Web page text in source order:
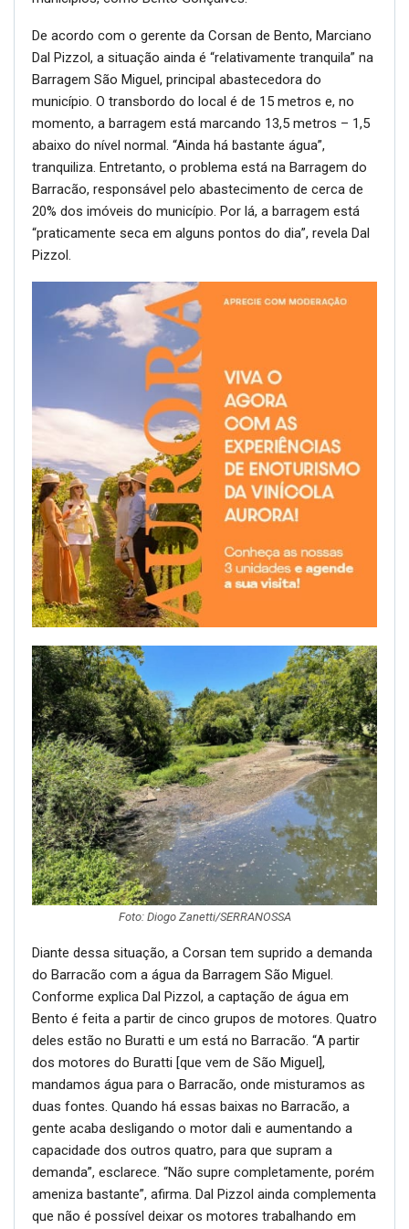
De acordo com o gerente da Corsan de Bento, Marciano
Dal Pizzol, a situação ainda é “relativamente tranquila” na
Barragem São Miguel, principal abastecedora do
município. O transbordo do local é de 15 metros e, no
momento, a barragem está marcando 13,5 metros – 1,5
abaixo do nível normal. “Ainda há bastante água”,
tranquiliza. Entretanto, o problema está na Barragem do
Barracão, responsável pelo abastecimento de cerca de
20% dos imóveis do município. Por lá, a barragem está
“praticamente seca em alguns pontos do dia”, revela Dal
Pizzol.
Foto: Diogo Zanetti/SERRANOSSA
Diante dessa situação, a Corsan tem suprido a demanda
do Barracão com a água da Barragem São Miguel.
Conforme explica Dal Pizzol, a captação de água em
Bento é feita a partir de cinco grupos de motores. Quatro
deles estão no Buratti e um está no Barracão. “A partir
dos motores do Buratti [que vem de São Miguel],
mandamos água para o Barracão, onde misturamos as
duas fontes. Quando há essas baixas no Barracão, a
gente acaba desligando o motor dali e aumentando a
capacidade dos outros quatro, para que supram a
demanda”, esclarece. “Não supre completamente, porém
ameniza bastante”, afirma. Dal Pizzol ainda complementa
que não é possível deixar os motores trabalhando em